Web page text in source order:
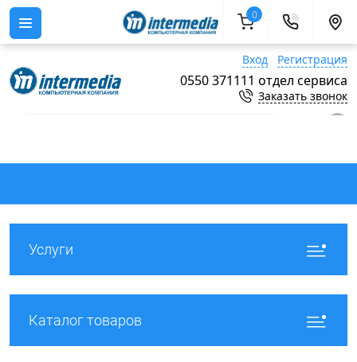
Вход Регистрация
0550 371111 отдел сервиса
Заказать звонок
Услуги
Каталог товаров
0